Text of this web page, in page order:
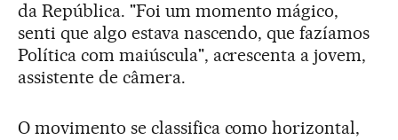
da República. "Foi um momento mágico,
senti que algo estava nascendo, que fazíamos
Política com maiúscula", acrescenta a jovem,
assistente de câmera.
O movimento se classifica como horizontal,